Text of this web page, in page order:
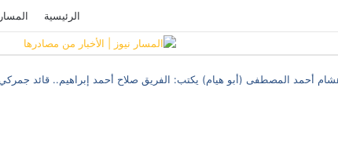
‫YouTubeتسجيل الدخول
الرئيسية
أحمد المصطفى (أبو هيام) يكتب: الفريق صلاح أحمد إبراهيم.. قائد